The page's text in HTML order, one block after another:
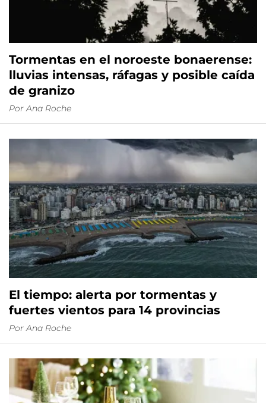
Tormentas en el noroeste bonaerense:
lluvias intensas, ráfagas y posible caída
de granizo
Por Ana Roche
El tiempo: alerta por tormentas y
fuertes vientos para 14 provincias
Por Ana Roche